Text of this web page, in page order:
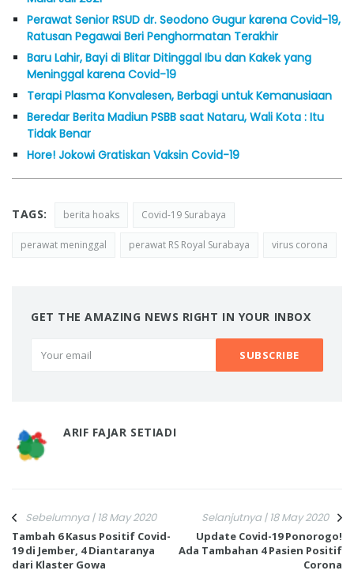
Perawat Senior RSUD dr. Seodono Gugur karena Covid-19,
Ratusan Pegawai Beri Penghormatan Terakhir
Baru Lahir, Bayi di Blitar Ditinggal Ibu dan Kakek yang
Meninggal karena Covid-19
Terapi Plasma Konvalesen, Berbagi untuk Kemanusiaan
Beredar Berita Madiun PSBB saat Nataru, Wali Kota : Itu
Tidak Benar
Hore! Jokowi Gratiskan Vaksin Covid-19
TAGS: berita hoaks Covid-19 Surabaya
perawat meninggal perawat RS Royal Surabaya virus corona
GET THE AMAZING NEWS RIGHT IN YOUR INBOX
ARIF FAJAR SETIADI
Sebelumnya | 18 May 2020
Tambah 6 Kasus Positif Covid-
19 di Jember, 4 Diantaranya
dari Klaster Gowa
Selanjutnya | 18 May 2020
Update Covid-19 Ponorogo!
Ada Tambahan 4 Pasien Positif
Corona